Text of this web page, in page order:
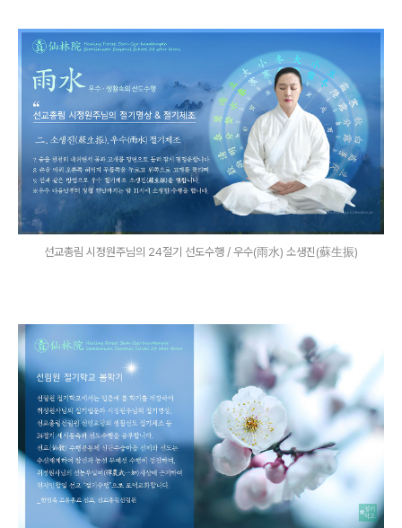
선교총림 시정원주님의 24절기 선도수행 / 우수(雨水) 소생진(蘇生振)